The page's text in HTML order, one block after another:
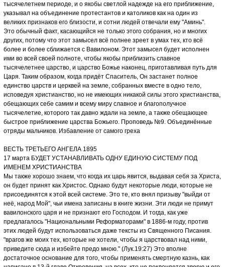
тысячелетнем периоде, и о якобы светлой надежде на его приближение,
указывал на объединение протестантов и католиков как на один из
великих признаков его близости, и сотни людей отвечали ему "Аминь".
Это обычный факт, касающийся не только этого собрания, но и многих
других, потому что этот замысел всё полнее зреет в умах тех, кто всё
более и более сближается с Вавилоном. Этот замысел будет исполнен
ими во всей своей полноте, чтобы якобы приблизить славное
тысячелетнее царство, и царство Божье наконец, приготавливая путь для
Царя. Таким образом, когда придёт Спаситель, Он застанет полное
единство царств и церквей на земле, собранных вместе в одно тело,
исповедуя христианство, но не имеющих никакой силы этого христианства,
обещающих себе самим и всему миру славное и благополучное
тысячелетие, которого так давно ждали на земле, а также обещающее
быстрое приближение царства Божьего. Проповедь №9. Объединённые
отряды мальчиков. Избавление от самого греха
ВЕСТЬ ТРЕТЬЕГО АНГЕЛА 1895
17 марта БУДЕТ УСТАНАВЛИВАТЬ ОДНУ ЕДИНУЮ СИСТЕМУ ПОД
ИМЕНЕМ ХРИСТИАНСТВА
Мы также хорошо знаем, что когда их царь явится, выдавая себя за Христа,
он будет принят как Христос. Однако будут некоторые люди, которые не
присоединятся к этой всей системе. Это те, кто внял призыву "выйди от
неё, народ Мой", чьи имена записаны в книге жизни. Эти люди не примут
вавилонского царя и не признают его Господом. И тогда, как уже
предлагалось "Национальными Реформаторами" в 1886-м году, против
этих людей будут использоваться даже тексты из Священного Писания.
"врагов же моих тех, которые не хотели, чтобы я царствовал над ними,
приведите сюда и избейте предо мною." (Лук.19:27) Это вполне
достаточное основание для того, чтобы применять смертную казнь, как